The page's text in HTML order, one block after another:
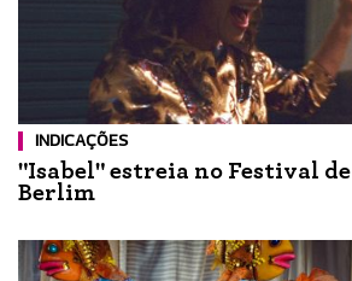
INDICAÇÕES
"Isabel" estreia no Festival de
Berlim